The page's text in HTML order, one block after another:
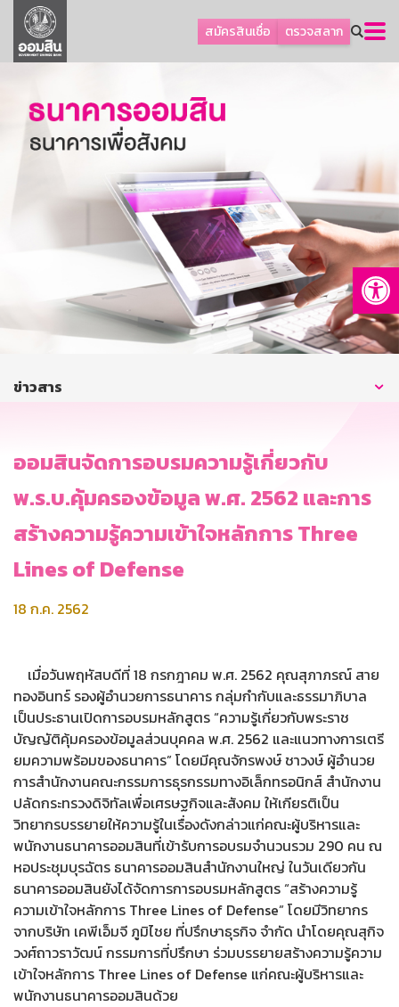
สมัครสินเชื่อ ตรวจสลาก
ลูกค้าธุรกิจ
ลูกค้าผู้ประกอบรายย่อย
ออมเพื่อสุข
เกี่ยวกับธนาคาร
การพัฒนาที่ยั่งยืน
บริการทางการเงิน
ติดต่อเรา
บริการออนไลน์
ข่าวสาร
ออมสินจัดการอบรมความรู้เกี่ยวกับ
พ.ร.บ.คุ้มครองข้อมูล พ.ศ. 2562 และการ
สร้างความรู้ความเข้าใจหลักการ Three
Lines of Defense
18 ก.ค. 2562
เมื่อวันพฤหัสบดีที่ 18 กรกฎาคม พ.ศ. 2562 คุณสุภาภรณ์ สาย
ทองอินทร์ รองผู้อำนวยการธนาคาร กลุ่มกำกับและธรรมาภิบาล
เป็นประธานเปิดการอบรมหลักสูตร “ความรู้เกี่ยวกับพระราช
บัญญัติคุ้มครองข้อมูลส่วนบุคคล พ.ศ. 2562 และแนวทางการเตรี
ยมความพร้อมของธนาคาร” โดยมีคุณจักรพงษ์ ชาวงษ์ ผู้อำนวย
การสำนักงานคณะกรรมการธุรกรรมทางอิเล็กทรอนิกส์ สำนักงาน
ปลัดกระทรวงดิจิทัลเพื่อเศรษฐกิจและสังคม ให้เกียรติเป็น
วิทยากรบรรยายให้ความรู้ในเรื่องดังกล่าวแก่คณะผู้บริหารและ
พนักงานธนาคารออมสินที่เข้ารับการอบรมจำนวนรวม 290 คน ณ
หอประชุมบุรฉัตร ธนาคารออมสินสำนักงานใหญ่ ในวันเดียวกัน
ธนาคารออมสินยังได้จัดการการอบรมหลักสูตร “สร้างความรู้
ความเข้าใจหลักการ Three Lines of Defense” โดยมีวิทยากร
จากบริษัท เคพีเอ็มจี ภูมิไชย ที่ปรึกษาธุรกิจ จำกัด นำโดยคุณสุกิจ
วงศ์ถาวราวัฒน์ กรรมการที่ปรึกษา ร่วมบรรยายสร้างความรู้ความ
เข้าใจหลักการ Three Lines of Defense แก่คณะผู้บริหารและ
พนักงานธนาคารออมสินด้วย